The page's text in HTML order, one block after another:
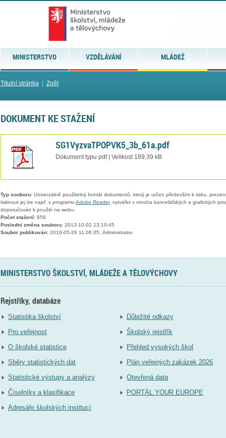
MINISTERSTVO VZDĚLÁVÁNÍ MLÁDEŽ
Titulní stránka| Zpět
DOKUMENT KE STAŽENÍ
SG1VyzvaTPOPVK5_3b_61a.pdf
Dokument typu pdf | Velikost 189,39 kB
Typ souboru:Univerzálně použitelný formát dokumentů, který je určen především k tisku,
tisknout jej lze např. v programu Adobe Reader, vytvářet v mnoha kancelářských a grafických
doporučován k použití na webu.
Počet stažení:656
Poslední změna souboru:2013-10-02 13:10:45
Soubor publikován:2010-05-26 11:06:05, Administrator
MINISTERSTVO ŠKOLSTVÍ, MLÁDEŽE A TĚLOVÝCHOVY
Rejstříky, databáze
Statistika školství
Pro veřejnost
O školské statistice
Sběry statistických dat
Statistické výstupy a analýzy
Číselníky a klasifikace
Adresáře školských institucí
Důležité odkazy
Školský rejstřík
Přehled vysokých škol
Plán veřejných zakázek 2026
Otevřená data
PORTÁL YOUR EUROPE